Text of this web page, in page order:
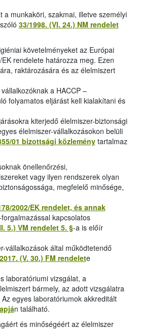
munkaköri, szakmai, illetve személyi
33/1998. (VI. 24.) NM rendelet
követelményeket az Európai
rendelete határozza meg. Ezen
raktározására és az élelmiszert
a HACCP –
folyamatos eljárást kell kialakítani és
kiterjedő élelmiszer-biztonsági
élelmiszer-vállalkozásokon belüli
01 bizottsági közleménytartalmaz
önellenőrzési,
vagy ilyen rendszerek olyan
megfelelő minősége,
2002/EK rendelet, és annak
kapcsolatos
5.) VM rendelet 5. §-a is előír
vállalkozások által működtetendő
(V. 30.) FM rendelete
laboratóriumi vizsgálat, a
bármely, az adott vizsgálatra
egyes laboratóriumok akkreditált
n található.
és minőségéért az élelmiszer